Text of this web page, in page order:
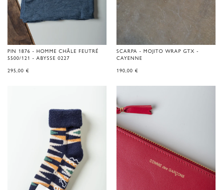
PIN 1876 - HOMME CHÂLE FEUTRÉ
5500/121 - ABYSSE 0227
295,00 €
SCARPA - MOJITO WRAP GTX -
CAYENNE
190,00 €